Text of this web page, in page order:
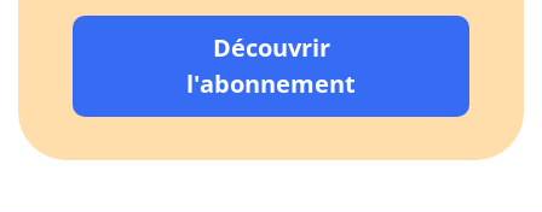
Découvrir
l'abonnement